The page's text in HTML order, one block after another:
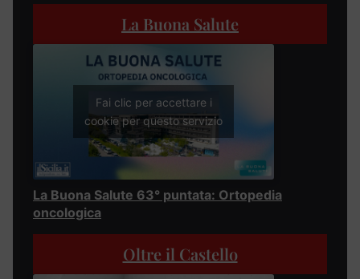
La Buona Salute
Fai clic per accettare i
cookie per questo servizio
La Buona Salute 63° puntata: Ortopedia
oncologica
Oltre il Castello